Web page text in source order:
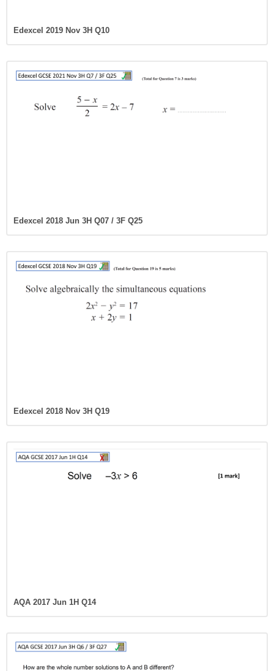
Edexcel 2019 Nov 3H Q10
Edexcel 2018 Jun 3H Q07 / 3F Q25
Edexcel 2018 Nov 3H Q19
AQA 2017 Jun 1H Q14